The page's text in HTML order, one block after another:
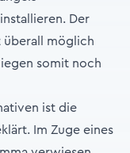
Der
überall möglich
somit noch
ist die
Im Zuge eines